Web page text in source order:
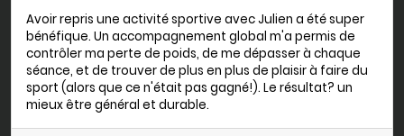
Avoir repris une activité sportive avec Julien a été super
bénéfique. Un accompagnement global m'a permis de
contrôler ma perte de poids, de me dépasser à chaque
séance, et de trouver de plus en plus de plaisir à faire du
sport (alors que ce n'était pas gagné!). Le résultat? un
mieux être général et durable.